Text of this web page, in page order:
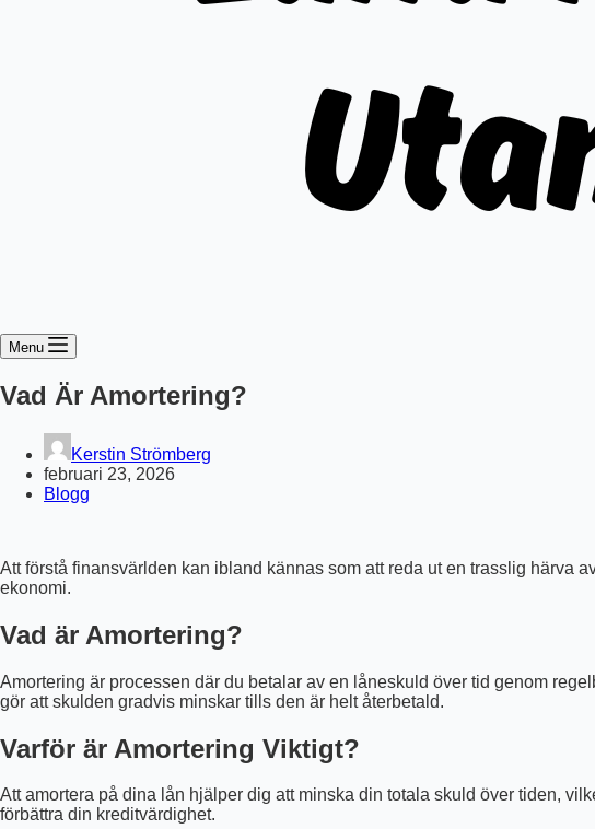
Menu
Vad Är Amortering?
Kerstin Strömberg
februari 23, 2026
Blogg
Att förstå finansvärlden kan ibland kännas som att reda ut en trasslig härva
ekonomi.
Vad är Amortering?
Amortering är processen där du betalar av en låneskuld över tid genom
gör att skulden gradvis minskar tills den är helt återbetald.
Varför är Amortering Viktigt?
Att amortera på dina lån hjälper dig att minska din totala skuld över tiden,
förbättra din kreditvärdighet.